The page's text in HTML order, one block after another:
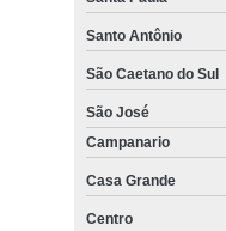
Santo Antônio
São Caetano do Sul
São José
Campanario
Casa Grande
Centro